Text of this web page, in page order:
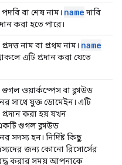
বা শেষ নাম। name দাবি
করা হতে পারে।
নাম বা প্রথম নাম। name
এটি প্রদান করা যেতে
গুগল ওয়ার্কস্পেস বা ক্লাউড
সাথে যুক্ত ডোমেইন। এটি
করা হয় যখন
গুগল ক্লাউড
সদস্য হন। নির্দিষ্ট কিছু
জন্য কোনো রিসোর্সের
করার সময় আপনাকে